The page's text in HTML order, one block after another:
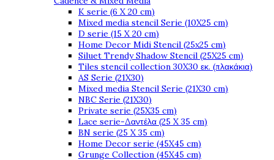
K serie (6 X 20 cm)
Mixed media stencil Serie (10X25 cm)
D serie (15 X 20 cm)
Home Decor Midi Stencil (25x25 cm)
Siluet Trendy Shadow Stencil (25X25 cm)
Tiles stencil collection 30X30 εκ. (πλακάκια)
AS Serie (21X30)
Mixed media Stencil Serie (21X30 cm)
NBC Serie (21X30)
Private serie (25X35 cm)
Lace serie-Δαντέλα (25 X 35 cm)
BN serie (25 X 35 cm)
Home Decor serie (45X45 cm)
Grunge Collection (45X45 cm)